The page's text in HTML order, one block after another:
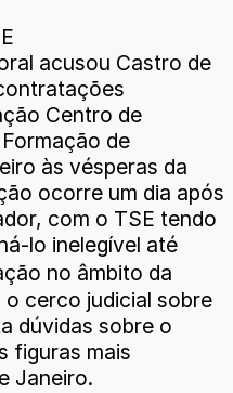
acusou Castro de
Centro de
de
às vésperas da
ocorre um dia após
com o TSE tendo
lo inelegível até
no âmbito da
o cerco judicial sobre
dúvidas sobre o
figuras mais
Janeiro.​​​​​​​​​​​​​​​​